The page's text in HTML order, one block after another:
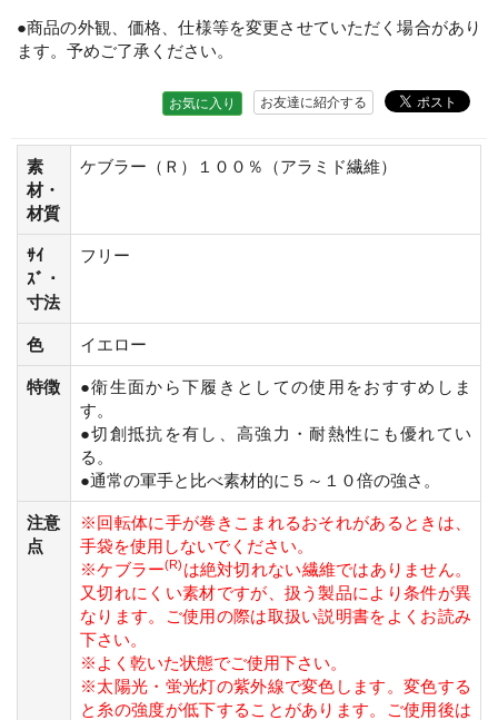
●商品の外観、価格、仕様等を変更させていただく場合があり
ます。予めご了承ください。
お友達に紹介する
お気に入り
素
材・
材質
ケブラー（Ｒ）１００％（アラミド繊維）
ｻｲ
ｽﾞ・
寸法
フリー
色 イエロー
特徴
●衛生面から下履きとしての使用をおすすめしま
す。
●切創抵抗を有し、高強力・耐熱性にも優れてい
る。
●通常の軍手と比べ素材的に５～１０倍の強さ。
注意
点
※回転体に手が巻きこまれるおそれがあるときは、
手袋を使用しないでください。
※ケブラー(R) は絶対切れない繊維ではありません。
又切れにくい素材ですが、扱う製品により条件が異
なります。ご使用の際は取扱い説明書をよくお読み
下さい。
※よく乾いた状態でご使用下さい。
※太陽光・蛍光灯の紫外線で変色します。変色する
と糸の強度が低下することがあります。ご使用後は